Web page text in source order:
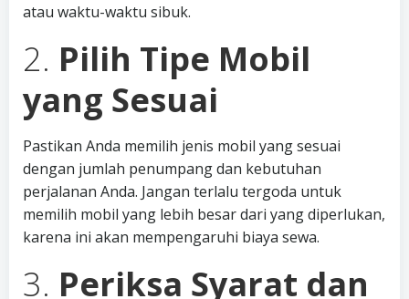
atau waktu-waktu sibuk.
2. Pilih Tipe Mobil
yang Sesuai
Pastikan Anda memilih jenis mobil yang sesuai
dengan jumlah penumpang dan kebutuhan
perjalanan Anda. Jangan terlalu tergoda untuk
memilih mobil yang lebih besar dari yang diperlukan,
karena ini akan mempengaruhi biaya sewa.
3. Periksa Syarat dan